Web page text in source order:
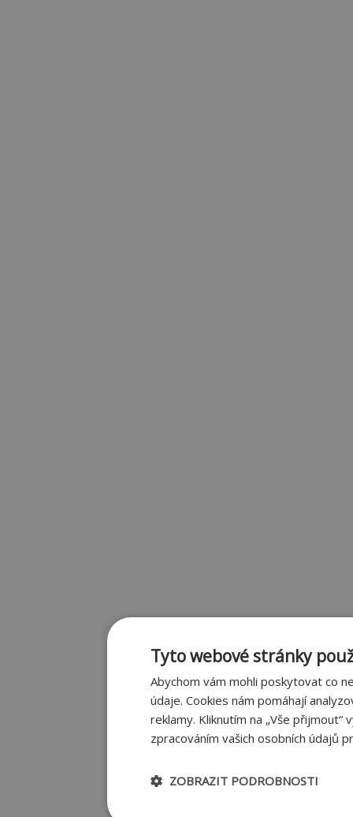
Tyto webové stránky
Abychom vám mohli poskytovat co
údaje. Cookies nám pomáhají
reklamy. Kliknutím na „Vše
zpracováním vašich osobních údajů
ZOBRAZIT PODROBNOSTI